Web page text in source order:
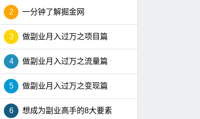
2 一分钟了解掘金网
3 做副业月入过万之项目篇
4 做副业月入过万之流量篇
5 做副业月入过万之变现篇
6 想成为副业高手的8大要素